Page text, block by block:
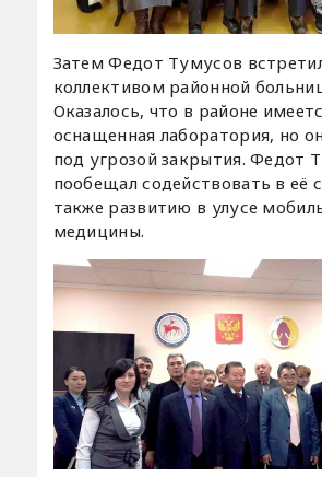
Затем Федот Тумусов
коллективом районной
Оказалось, что в районе
оснащенная лаборатория, но
под угрозой закрытия. Федот
пообещал содействовать в её
также развитию в улусе
медицины.